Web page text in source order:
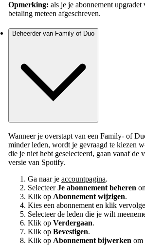
Opmerking: als je je abonnement
betaling meteen afgeschreven.
Beheerder van Family of Duo
Wanneer je overstapt van een Family- of
minder leden, wordt je gevraagd te kiezen
die je niet hebt geselecteerd, gaan vanaf de
versie van Spotify.
Ga naar je accountpagina.
SelecteerJe abonnement beheren
Klik op Abonnement wijzigen.
Kies een abonnement en klik
Selecteer de leden die je wilt
Klik op Verdergaan.
Klik op Bevestigen.
Klik op Abonnement bijwerken om